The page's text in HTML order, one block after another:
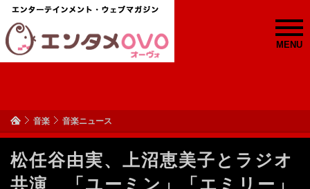
MENU
音楽 音楽ニュース
松任谷由実、上沼恵美子とラジオ
共演 「ユーミン」「エミリー」